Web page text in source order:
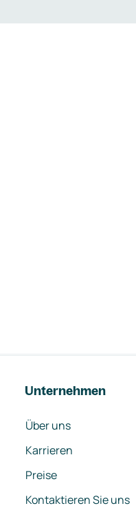
Unternehmen
Über uns
Karrieren
Preise
Kontaktieren Sie uns